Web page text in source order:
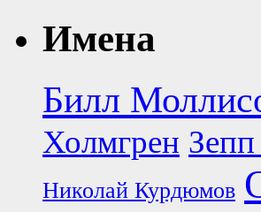
Имена
Билл
Холмгрен
Николай Курдюмов